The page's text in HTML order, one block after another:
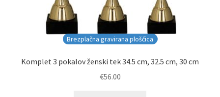
Brezplačna gravirana ploščica
Komplet 3 pokalov ženski tek 34.5 cm, 32.5 cm, 30 cm
€56.00